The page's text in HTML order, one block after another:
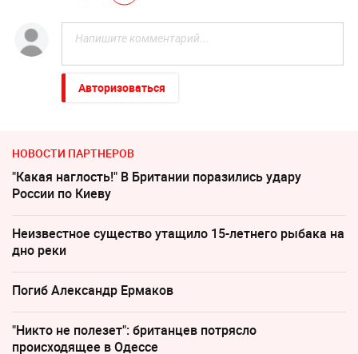
Авторизоваться
НОВОСТИ ПАРТНЕРОВ
"Какая наглость!" В Британии поразились удару
России по Киеву
Неизвестное существо утащило 15-летнего рыбака на
дно реки
Погиб Александр Ермаков
"Никто не полезет": британцев потрясло
происходящее в Одессе